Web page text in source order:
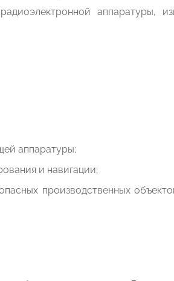
аппаратуры,
аппаратуры;
и навигации;
производственных